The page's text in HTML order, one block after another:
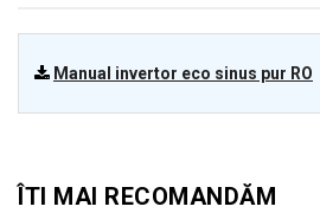
Manual invertor eco sinus pur RO
ÎTI MAI RECOMANDĂM